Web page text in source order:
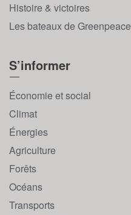
Histoire & victoires
Les bateaux de Greenpeace
S’informer
Économie et social
Climat
Énergies
Agriculture
Forêts
Océans
Transports